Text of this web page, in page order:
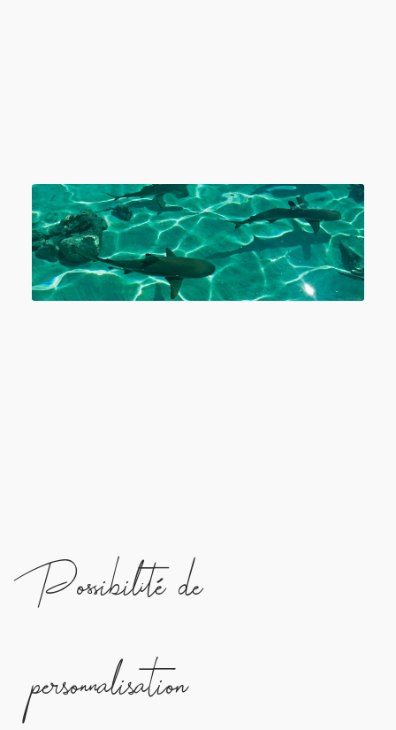
Possibilité de
personnalisation